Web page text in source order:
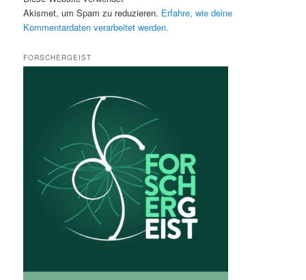
Akismet, um Spam zu reduzieren. Erfahre, wie deine
Kommentardaten verarbeitet werden.
FORSCHERGEIST